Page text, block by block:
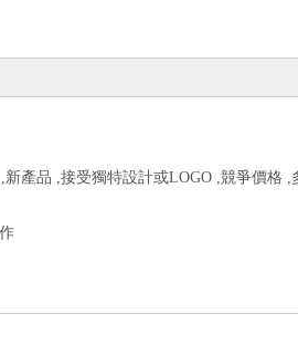
產品 ,接受獨特設計或LOGO ,競爭價格